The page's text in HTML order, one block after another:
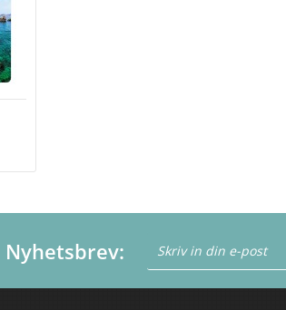
Nyhetsbrev: